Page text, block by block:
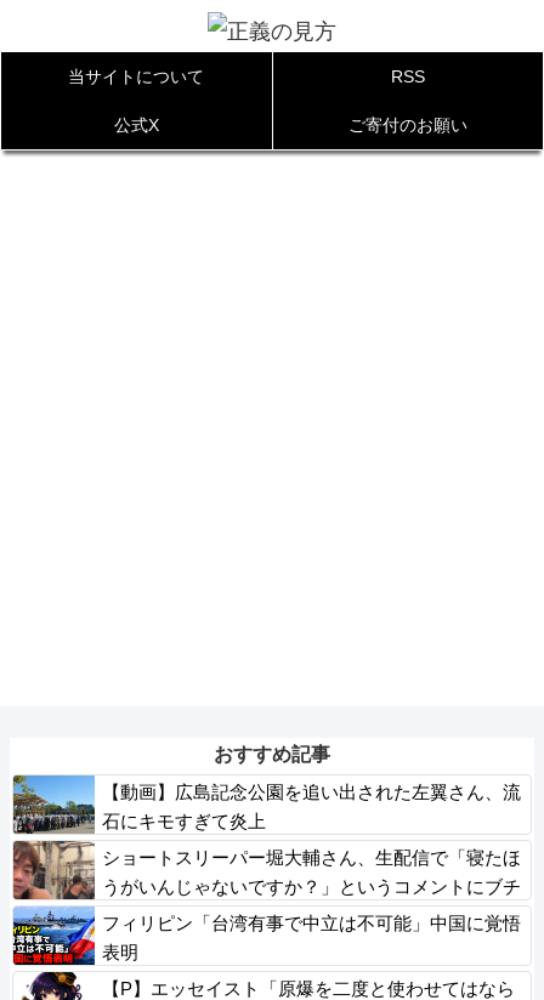
当サイトについて RSS
公式X ご寄付のお願い
おすすめ記事
【動画】広島記念公園を追い出された左翼さん、流
石にキモすぎて炎上
ショートスリーパー堀大輔さん、生配信で「寝たほ
うがいんじゃないですか？」というコメントにブチ
ギレ！ガチで怖すぎると話題に・・・
フィリピン「台湾有事で中立は不可能」中国に覚悟
表明
【P】エッセイスト「原爆を二度と使わせてはなら